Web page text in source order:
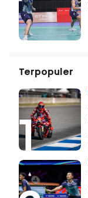
Terpopuler